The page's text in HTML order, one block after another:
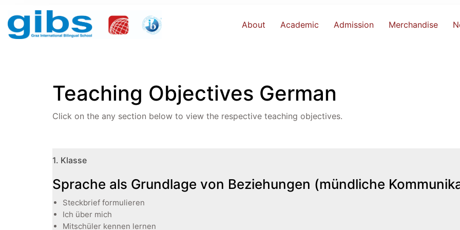
About Academic Admission Merchandise
Teaching Objectives German
Click on the any section below to view the respective teaching objectives.
1. Klasse
Sprache als Grundlage von Beziehungen (mündliche
Steckbrief formulieren
Ich über mich
Mitschüler kennen lernen